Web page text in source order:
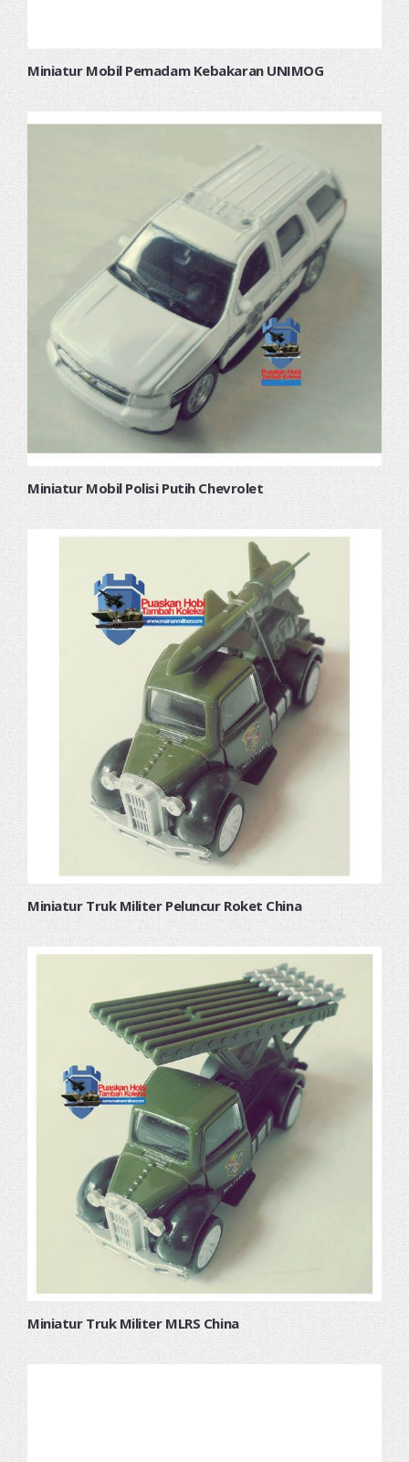
Miniatur Mobil Pemadam Kebakaran UNIMOG
Miniatur Mobil Polisi Putih Chevrolet
Miniatur Truk Militer Peluncur Roket China
Miniatur Truk Militer MLRS China